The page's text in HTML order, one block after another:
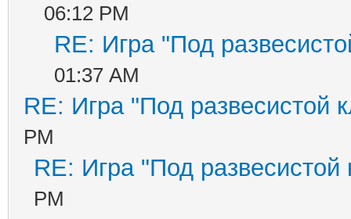
06:12 PM
RE: Игра "Под
01:37 AM
RE: Игра "Под развесистой
PM
RE: Игра "Под развесистой
PM